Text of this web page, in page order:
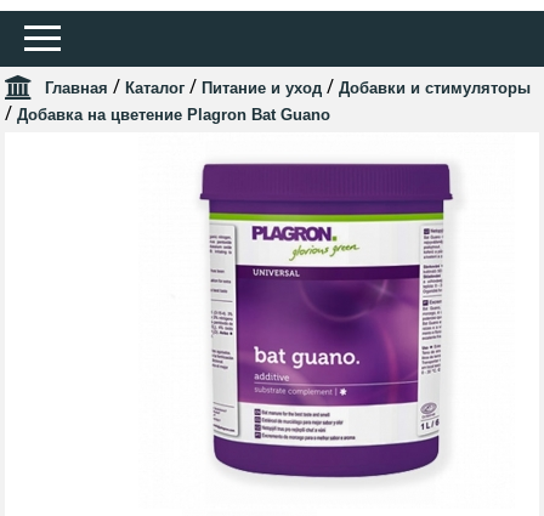
Главная / Каталог / Питание и уход / Добавки и стимуляторы
/ Добавка на цветение Plagron Bat Guano